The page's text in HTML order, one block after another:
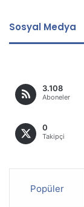
Sosyal Medya
3.108
Aboneler
0
Takipçi
Popüler